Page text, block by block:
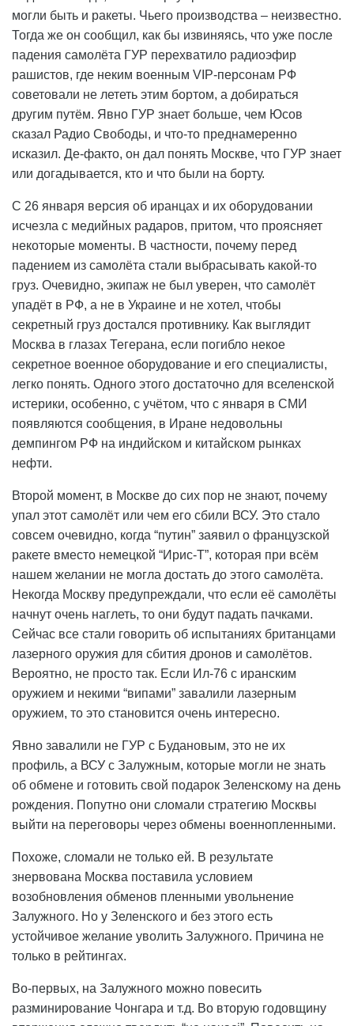
могли быть и ракеты. Чьего производства – неизвестно.
Тогда же он сообщил, как бы извиняясь, что уже после
падения самолёта ГУР перехватило радиоэфир
рашистов, где неким военным VIP-персонам РФ
советовали не лететь этим бортом, а добираться
другим путём. Явно ГУР знает больше, чем Юсов
сказал Радио Свободы, и что-то преднамеренно
исказил. Де-факто, он дал понять Москве, что ГУР знает
или догадывается, кто и что были на борту.
С 26 января версия об иранцах и их оборудовании
исчезла с медийных радаров, притом, что проясняет
некоторые моменты. В частности, почему перед
падением из самолёта стали выбрасывать какой-то
груз. Очевидно, экипаж не был уверен, что самолёт
упадёт в РФ, а не в Украине и не хотел, чтобы
секретный груз достался противнику. Как выглядит
Москва в глазах Тегерана, если погибло некое
секретное военное оборудование и его специалисты,
легко понять. Одного этого достаточно для вселенской
истерики, особенно, с учётом, что с января в СМИ
появляются сообщения, в Иране недовольны
демпингом РФ на индийском и китайском рынках
нефти.
Второй момент, в Москве до сих пор не знают, почему
упал этот самолёт или чем его сбили ВСУ. Это стало
совсем очевидно, когда “путин” заявил о французской
ракете вместо немецкой “Ирис-Т”, которая при всём
нашем желании не могла достать до этого самолёта.
Некогда Москву предупреждали, что если её самолёты
начнут очень наглеть, то они будут падать пачками.
Сейчас все стали говорить об испытаниях британцами
лазерного оружия для сбития дронов и самолётов.
Вероятно, не просто так. Если Ил-76 с иранским
оружием и некими “випами” завалили лазерным
оружием, то это становится очень интересно.
Явно завалили не ГУР с Будановым, это не их
профиль, а ВСУ с Залужным, которые могли не знать
об обмене и готовить свой подарок Зеленскому на день
рождения. Попутно они сломали стратегию Москвы
выйти на переговоры через обмены военнопленными.
Похоже, сломали не только ей. В результате
знервована Москва поставила условием
возобновления обменов пленными увольнение
Залужного. Но у Зеленского и без этого есть
устойчивое желание уволить Залужного. Причина не
только в рейтингах.
Во-первых, на Залужного можно повесить
разминирование Чонгара и т.д. Во вторую годовщину